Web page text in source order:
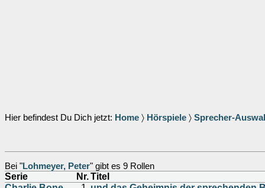
Hier befindest Du Dich jetzt: Home 〉 Hörspiele 〉 Sprecher-
Bei "Lohmeyer, Peter" gibt es 9 Rollen
Serie Nr.Titel